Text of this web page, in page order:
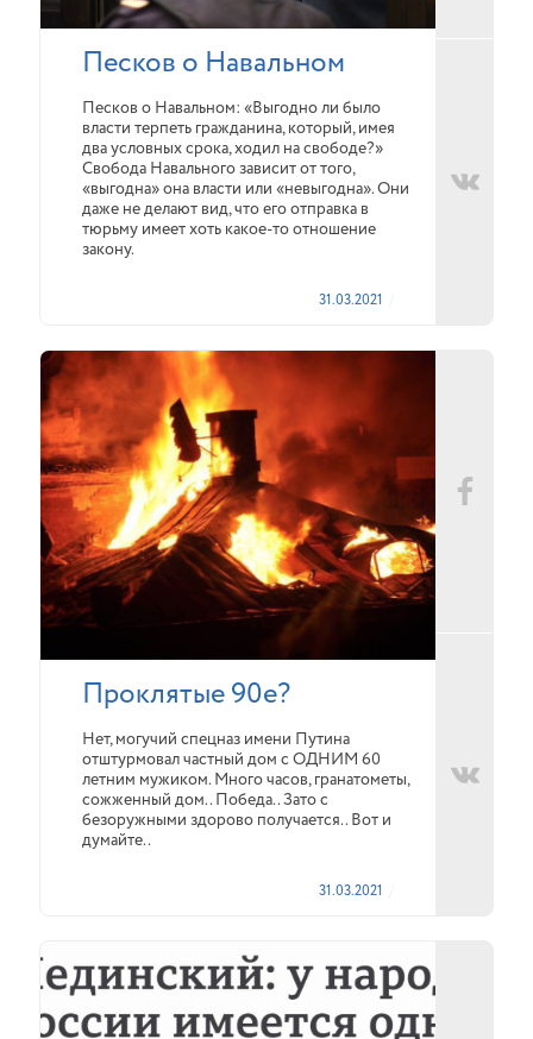
Песков о Навальном
Песков о Навальном: «Выгодно ли было
власти терпеть гражданина, который, имея
два условных срока, ходил на свободе?»
Свобода Навального зависит от того,
«выгодна» она власти или «невыгодна». Они
даже не делают вид, что его отправка в
тюрьму имеет хоть какое-то отношение
закону.
31.03.2021
Проклятые 90е?
Нет, могучий спецназ имени Путина
отштурмовал частный дом с ОДНИМ 60
летним мужиком. Много часов, гранатометы,
сожженный дом.. Победа.. Зато с
безоружными здорово получается.. Вот и
думайте..
31.03.2021